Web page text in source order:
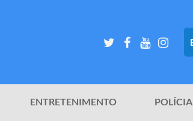
ENTRETENIMENTO POLÍCIA